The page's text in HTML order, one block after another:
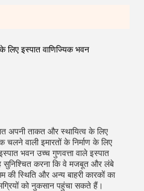
लिए इस्पात वाणिज्यिक भवन
अपनी ताकत और स्थायित्व के लिए
वाली इमारतों के निर्माण के लिए
भवन उच्च गुणवत्ता वाले इस्पात
सुनिश्चित करना कि वे मजबूत और लंबे
स्थिति और अन्य बाहरी कारकों का
को नुकसान पहुंचा सकते हैं।